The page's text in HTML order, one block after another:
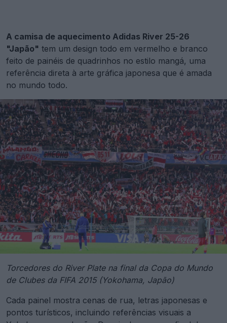
A camisa de aquecimento Adidas River 25-26
"Japão" tem um design todo em vermelho e branco
feito de painéis de quadrinhos no estilo mangá, uma
referência direta à arte gráfica japonesa que é amada
no mundo todo.
Torcedores do River Plate na final da Copa do Mundo
de Clubes da FIFA 2015 (Yokohama, Japão)
Cada painel mostra cenas de rua, letras japonesas e
pontos turísticos, incluindo referências visuais a